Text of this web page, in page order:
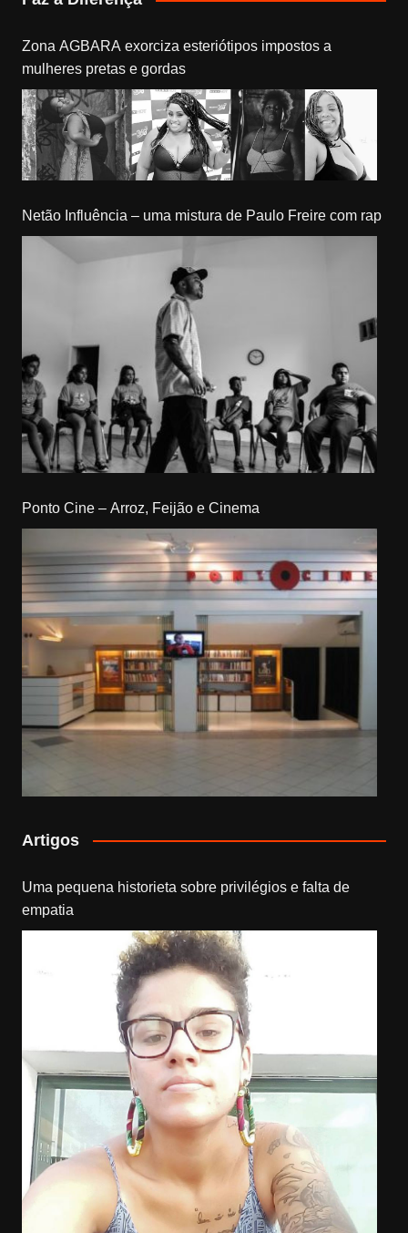
Zona AGBARA exorciza esteriótipos impostos a
mulheres pretas e gordas
Netão Influência – uma mistura de Paulo Freire com rap
Ponto Cine – Arroz, Feijão e Cinema
Artigos
Uma pequena historieta sobre privilégios e falta de
empatia